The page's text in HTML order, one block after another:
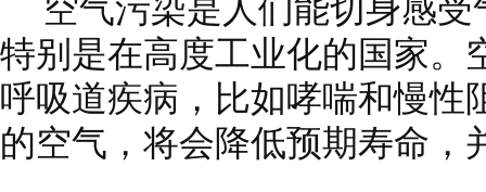
空气污染是人们能切身感
特别是在高度工业化的国家。
呼吸道疾病，比如哮喘和慢性
的空气，将会降低预期寿命，